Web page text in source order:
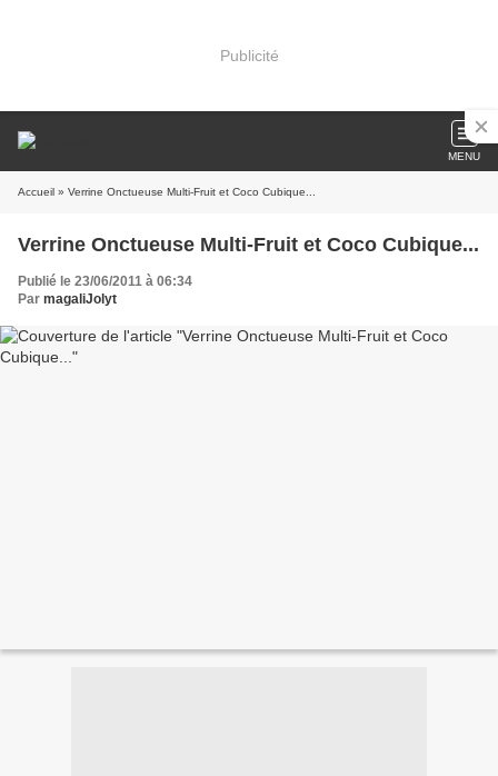
Publicité
MENU
Accueil » Verrine Onctueuse Multi-Fruit et Coco Cubique...
Verrine Onctueuse Multi-Fruit et Coco Cubique...
Publié le 23/06/2011 à 06:34
Par magaliJolyt